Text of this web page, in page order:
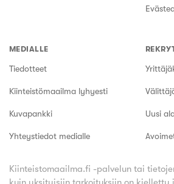
MEDIALLE
Tiedotteet
Kiinteistömaailma lyhyesti
Kuvapankki
Yhteystiedot medialle
Uusi
Kiinteistomaailma.fi -palvelun tai